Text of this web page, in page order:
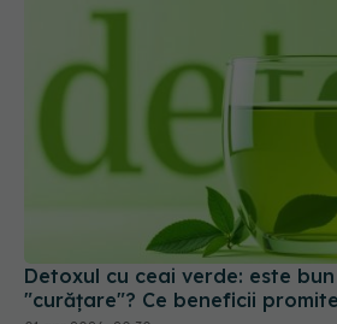
Detoxul cu ceai verde: este
"curățare"? Ce beneficii